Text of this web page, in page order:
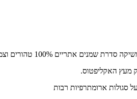
ברישיון משרד הבריאות. בסדרה שישה שמנים:
מעץ האקליפטוס.
סגולות ארומתרפיות רבות